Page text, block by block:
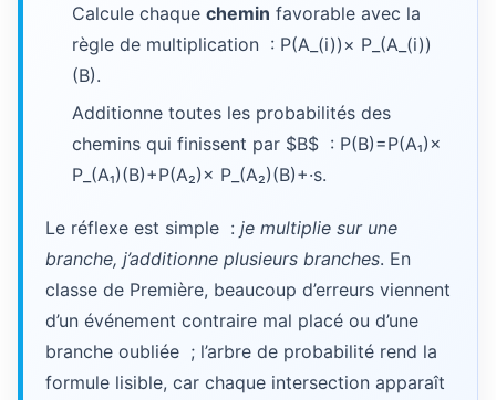
Calcule chaque chemin favorable avec la
règle de multiplication : P(A_(i))× P_(A_(i))
(B).
Additionne toutes les probabilités des
chemins qui finissent par $B$ : P(B)=P(A₁)×
P_(A₁)(B)+P(A₂)× P_(A₂)(B)+·s.
Le réflexe est simple : je multiplie sur une
branche, j’additionne plusieurs branches. En
classe de Première, beaucoup d’erreurs viennent
d’un événement contraire mal placé ou d’une
branche oubliée ; l’arbre de probabilité rend la
formule lisible, car chaque intersection apparaît